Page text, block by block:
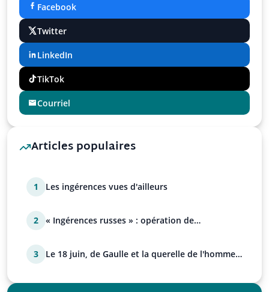
Facebook
Twitter
LinkedIn
TikTok
Courriel
Articles populaires
1 Les ingérences vues d'ailleurs
2
« Ingérences russes » : opération de
3
Le 18 juin, de Gaulle et la querelle de l'homme